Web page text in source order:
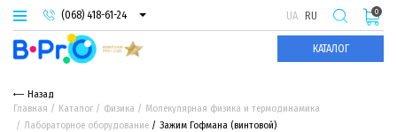
(068) 418-61-24
(093) 974-66-94
(095) 987-29-55
UA RU
КАТАЛОГ
0
Назад
Главная
Каталог Физика
Молекулярная физика и термодинамика
Лабораторное оборудование
Зажим Гофмана (винтовой)